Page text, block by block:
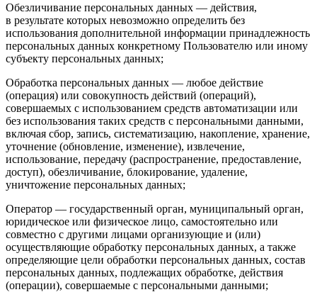
Обезличивание персональных данных — действия,
в результате которых невозможно определить без
использования дополнительной информации принадлежность
персональных данных конкретному Пользователю или иному
субъекту персональных данных;
Обработка персональных данных — любое действие
(операция) или совокупность действий (операций),
совершаемых с использованием средств автоматизации или
без использования таких средств с персональными данными,
включая сбор, запись, систематизацию, накопление, хранение,
уточнение (обновление, изменение), извлечение,
использование, передачу (распространение, предоставление,
доступ), обезличивание, блокирование, удаление,
уничтожение персональных данных;
Оператор — государственный орган, муниципальный орган,
юридическое или физическое лицо, самостоятельно или
совместно с другими лицами организующие и (или)
осуществляющие обработку персональных данных, а также
определяющие цели обработки персональных данных, состав
персональных данных, подлежащих обработке, действия
(операции), совершаемые с персональными данными;